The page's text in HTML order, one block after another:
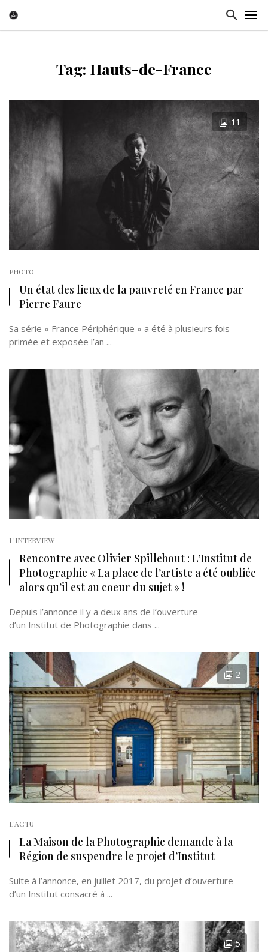
Tag: Hauts-de-France
11
PHOTO
Un état des lieux de la pauvreté en France par
Pierre Faure
Sa série « France Périphérique » a été à plusieurs fois
primée et exposée l’an ...
L'INTERVIEW
Rencontre avec Olivier Spillebout : L’Institut de
Photographie « La place de l’artiste a été oubliée
alors qu’il est au coeur du sujet » !
Depuis l’annonce il y a deux ans de l’ouverture
d’un Institut de Photographie dans ...
2
L'ACTU
La Maison de la Photographie demande à la
Région de suspendre le projet d’Institut
Suite à l’annonce, en juillet 2017, du projet d’ouverture
d’un Institut consacré à ...
5